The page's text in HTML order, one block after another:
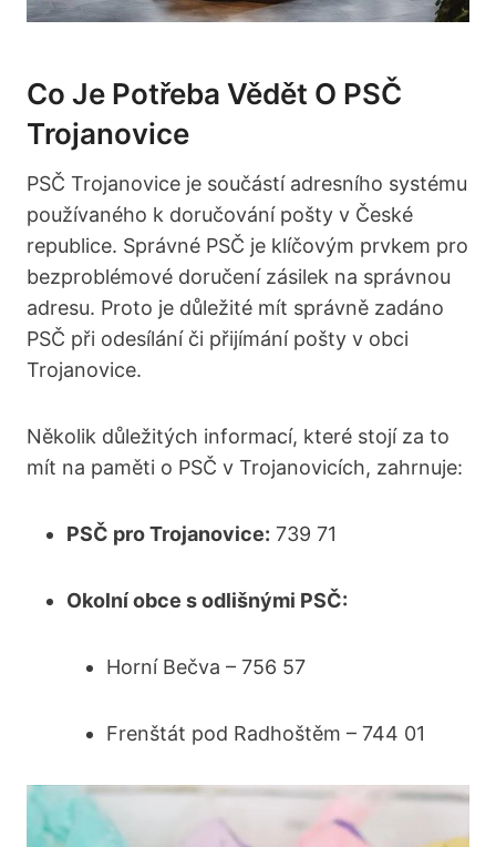
Co Je Potřeba Vědět O PSČ
Trojanovice
PSČ Trojanovice je součástí adresního systému
používaného k doručování pošty v České
republice. Správné PSČ je klíčovým prvkem pro
bezproblémové doručení zásilek na správnou
adresu. Proto je důležité mít správně zadáno
PSČ při odesílání či přijímání pošty v obci
Trojanovice.
Několik důležitých informací, které stojí za to
mít na paměti o PSČ v Trojanovicích, zahrnuje:
PSČ pro Trojanovice: 739 71
Okolní obce s odlišnými PSČ:
Horní Bečva – 756 57
Frenštát pod Radhoštěm – 744 01